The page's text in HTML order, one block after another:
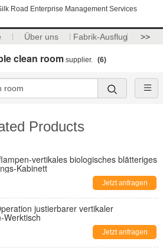
Road Enterprise Management Services
Über uns Fabrik-Ausflug >>
clean room supplier. (6)
Products
vertikales biologisches blätteriges
Kabinett
Jetzt anfragen
justierbarer vertikaler
Werktisch
Jetzt anfragen